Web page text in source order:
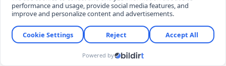
OKULDA DEHŞET
Tayland, sabah saatlerinde Nonthaburi eyaletinden
peş peşe gelen cinayet ve katliam haberleriyle
sarsıldı. Bang Kruai ilçesinde bulunan Debsirin